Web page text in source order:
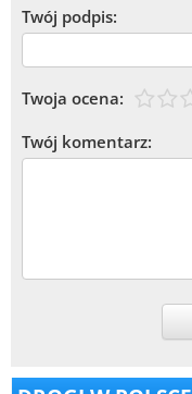
Twój podpis:
Twoja ocena:
Twój komentarz: